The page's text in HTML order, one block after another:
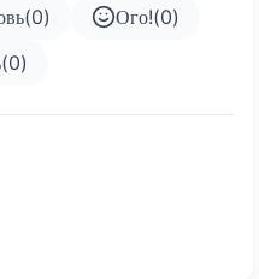
(0) Ого!(0)
(0)